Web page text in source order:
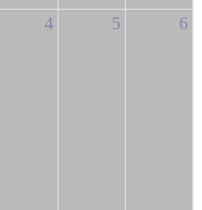
4 5 6